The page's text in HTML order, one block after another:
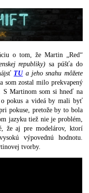
o tom, že Martin „Red“
republiky) sa púšťa do
TU a jeho snahu môžete
som zostal milo prekvapený
S Martinom som si hneď na
pokus a videá by mali byť
pokuse, pretože by to bola
jazyku tiež nie je problém,
že aj pre modelárov, ktorí
výpovednú hodnotu.
tvorby.